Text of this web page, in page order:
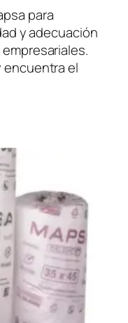
para
y adecuación
encuentra el